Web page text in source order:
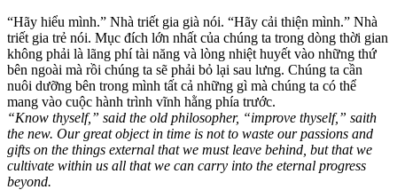
“Hãy hiểu mình.” Nhà triết gia già nói. “Hãy cải thiện mình.” Nhà
triết gia trẻ nói. Mục đích lớn nhất của chúng ta trong dòng thời gian
không phải là lãng phí tài năng và lòng nhiệt huyết vào những thứ
bên ngoài mà rồi chúng ta sẽ phải bỏ lại sau lưng. Chúng ta cần
nuôi dưỡng bên trong mình tất cả những gì mà chúng ta có thể
mang vào cuộc hành trình vĩnh hằng phía trước.
“Know thyself,” said the old philosopher, “improve thyself,” saith
the new. Our great object in time is not to waste our passions and
gifts on the things external that we must leave behind, but that we
cultivate within us all that we can carry into the eternal progress
beyond.